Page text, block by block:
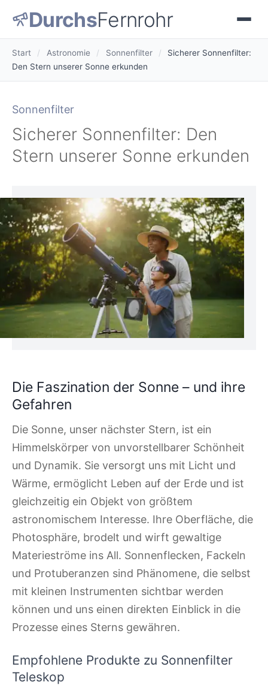
DurchsFernrohr
Start / Astronomie / Sonnenfilter /
Sicherer Sonnenfilter:
Den Stern unserer Sonne erkunden
Sonnenfilter
Sicherer Sonnenfilter: Den
Stern unserer Sonne erkunden
Die Faszination der Sonne – und ihre
Gefahren
Die Sonne, unser nächster Stern, ist ein
Himmelskörper von unvorstellbarer Schönheit
und Dynamik. Sie versorgt uns mit Licht und
Wärme, ermöglicht Leben auf der Erde und ist
gleichzeitig ein Objekt von größtem
astronomischem Interesse. Ihre Oberfläche, die
Photosphäre, brodelt und wirft gewaltige
Materieströme ins All. Sonnenflecken, Fackeln
und Protuberanzen sind Phänomene, die selbst
mit kleinen Instrumenten sichtbar werden
können und uns einen direkten Einblick in die
Prozesse eines Sterns gewähren.
Empfohlene Produkte zu Sonnenfilter
Teleskop